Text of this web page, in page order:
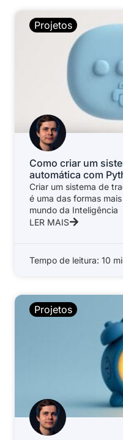
Projetos
Como criar um
automática com
Criar um sistema de
é uma das formas
mundo da Inteligência
LER MAIS
Tempo de leitura: 10
Projetos